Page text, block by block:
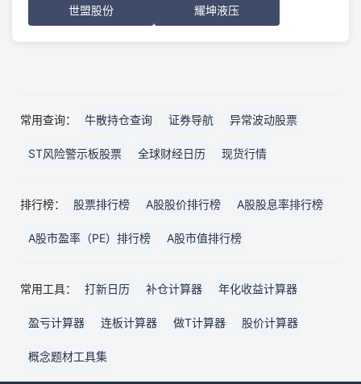
世盟股份 耀坤液压
常用查询： 牛散持仓查询 证券导航 异常波动股票
ST风险警示板股票 全球财经日历 现货行情
排行榜： 股票排行榜 A股股价排行榜 A股股息率排行榜
A股市盈率（PE）排行榜 A股市值排行榜
常用工具： 打新日历 补仓计算器 年化收益计算器
盈亏计算器 连板计算器 做T计算器 股价计算器
概念题材工具集